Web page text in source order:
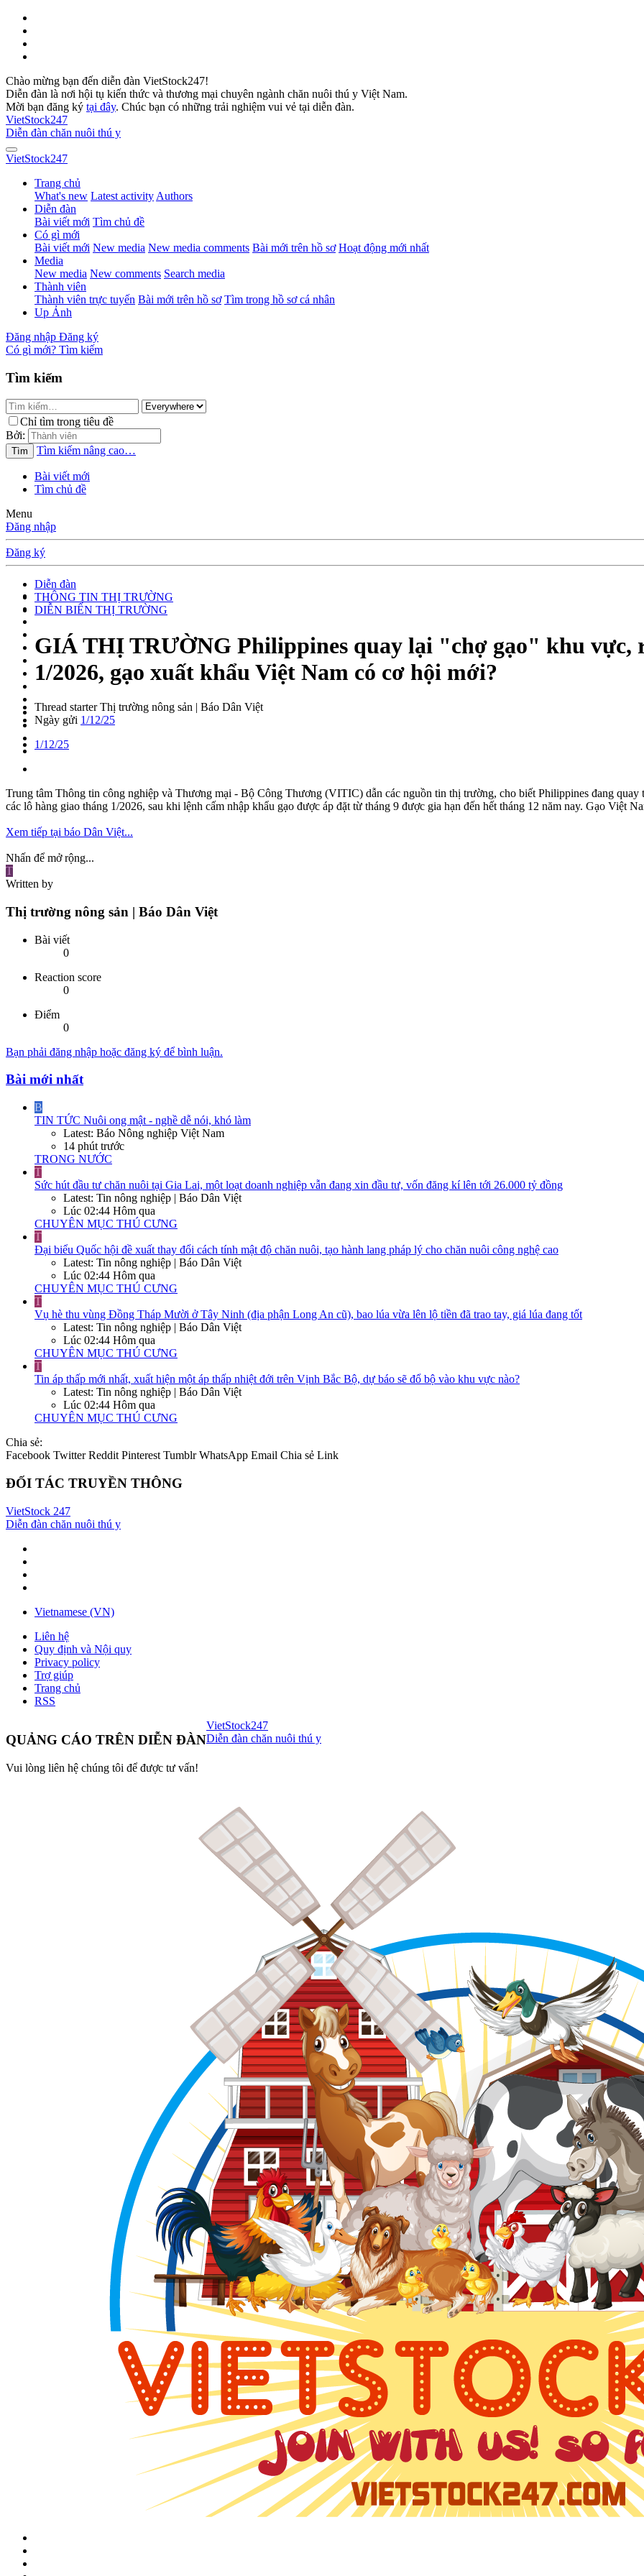
Chào mừng bạn đến diễn đàn VietStock247!
Diễn đàn là nơi hội tụ kiến thức và thương mại chuyên ngành chăn nuôi thú y Việt Nam.
Mời bạn đăng ký tại đây. Chúc bạn có những trải nghiệm vui vẻ tại diễn đàn.
VietStock247
Diễn đàn chăn nuôi thú y
VietStock247
Trang chủ
What's new Latest activity Authors
Diễn đàn
Bài viết mới Tìm chủ đề
Có gì mới
Bài viết mới New media New media comments Bài mới trên hồ sơ Hoạt động mới nhất
Media
New media New comments Search media
Thành viên
Thành viên trực tuyến Bài mới trên hồ sơ Tìm trong hồ sơ cá nhân
Up Ảnh
Đăng nhập Đăng ký
Có gì mới? Tìm kiếm
Tìm kiếm
Chỉ tìm trong tiêu đề
Bởi:
Tìm Tìm kiếm nâng cao…
Bài viết mới
Tìm chủ đề
Menu
Đăng nhập
Đăng ký
Diễn đàn
THÔNG TIN THỊ TRƯỜNG
DIỄN BIẾN THỊ TRƯỜNG
GIÁ THỊ TRƯỜNG Philippines quay lại "chợ gạo" khu vực,
1/2026, gạo xuất khẩu Việt Nam có cơ hội mới?
Thread starter Thị trường nông sản | Báo Dân Việt
Ngày gửi 1/12/25
1/12/25
Trung tâm Thông tin công nghiệp và Thương mại - Bộ Công Thương (VITIC) dẫn các nguồn tin thị trường, cho biết Philippines đang
các lô hàng giao tháng 1/2026, sau khi lệnh cấm nhập khẩu gạo được áp đặt từ tháng 9 được gia hạn đến hết tháng 12 năm nay. Gạo Việt
Xem tiếp tại báo Dân Việt...
Nhấn để mở rộng...
T
Written by
Thị trường nông sản | Báo Dân Việt
Bài viết
0
Reaction score
0
Điểm
0
Bạn phải đăng nhập hoặc đăng ký để bình luận.
Bài mới nhất
B
TIN TỨC Nuôi ong mật - nghề dễ nói, khó làm
Latest: Báo Nông nghiệp Việt Nam
14 phút trước
TRONG NƯỚC
T
Sức hút đầu tư chăn nuôi tại Gia Lai, một loạt doanh nghiệp vẫn đang xin đầu tư, vốn đăng kí lên tới 26.000 tỷ đồng
Latest: Tin nông nghiệp | Báo Dân Việt
Lúc 02:44 Hôm qua
CHUYÊN MỤC THÚ CƯNG
T
Đại biểu Quốc hội đề xuất thay đổi cách tính mật độ chăn nuôi, tạo hành lang pháp lý cho chăn nuôi công nghệ cao
Latest: Tin nông nghiệp | Báo Dân Việt
Lúc 02:44 Hôm qua
CHUYÊN MỤC THÚ CƯNG
T
Vụ hè thu vùng Đồng Tháp Mười ở Tây Ninh (địa phận Long An cũ), bao lúa vừa lên lộ tiền đã trao tay, giá lúa đang tốt
Latest: Tin nông nghiệp | Báo Dân Việt
Lúc 02:44 Hôm qua
CHUYÊN MỤC THÚ CƯNG
T
Tin áp thấp mới nhất, xuất hiện một áp thấp nhiệt đới trên Vịnh Bắc Bộ, dự báo sẽ đổ bộ vào khu vực nào?
Latest: Tin nông nghiệp | Báo Dân Việt
Lúc 02:44 Hôm qua
CHUYÊN MỤC THÚ CƯNG
Chia sẻ:
Facebook Twitter Reddit Pinterest Tumblr WhatsApp Email Chia sẻ Link
ĐỐI TÁC TRUYỀN THÔNG
VietStock 247
Diễn đàn chăn nuôi thú y
Vietnamese (VN)
Liên hệ
Quy định và Nội quy
Privacy policy
Trợ giúp
Trang chủ
RSS
QUẢNG CÁO TRÊN DIỄN ĐÀN
Vui lòng liên hệ chúng tôi để được tư vấn!
VietStock247
Diễn đàn chăn nuôi thú y